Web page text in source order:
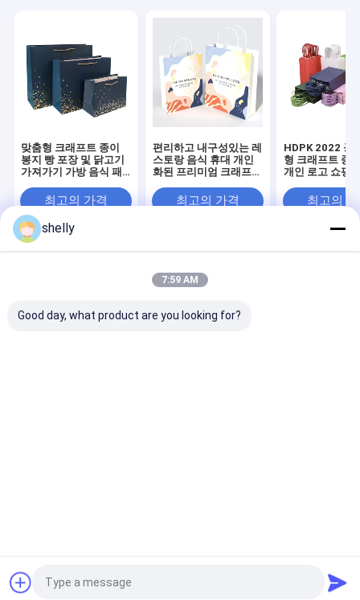
우리에 대하여
맞춤형 크래프트 종이
봉지 빵 포장 및 닭고기
가져가기 가방 음식 패
렉소 인쇄최고의 가격
편리하고 내구성있는 레
스토랑 음식 휴대 개인
화된 프리미엄 크래프트
최고의 가격
HDPK 2022 공
형 크래프트 종
개인 로고 쇼핑
최고의
사이트맵
Privacy Policy
Printing & Packaging Co., Ltd.. All Rights Reserved.
shelly
7:59 AM
Good day, what product are you looking for?